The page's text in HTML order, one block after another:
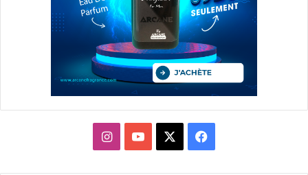
فيسبوك يوتيوبانستقرام